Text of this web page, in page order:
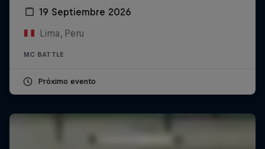
19 Septiembre 2026
Lima, Peru
MC BATTLE
Próximo evento